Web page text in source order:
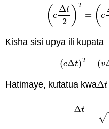
(c
Δt
2 ) 2
= (c
2 D2+ L Δt
Kisha sisi upya ili kupata
(cΔt)2 − (v
(cΔt 2−(v
Hatimaye, kutatua kwaΔt
Δt
Δt =
√
Δt= Δτ